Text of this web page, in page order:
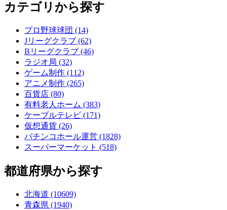
カテゴリから探す
プロ野球球団 (14)
Jリーグクラブ (62)
Bリーグクラブ (46)
ラジオ局 (32)
ゲーム制作 (112)
アニメ制作 (265)
百貨店 (80)
有料老人ホーム (383)
ケーブルテレビ (171)
仮想通貨 (26)
パチンコホール運営 (1828)
スーパーマーケット (518)
都道府県から探す
北海道 (10609)
青森県 (1940)